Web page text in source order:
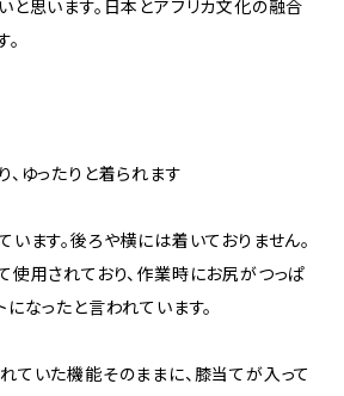
と思います。日本とアフリカ文化の融合
ゆったりと着られます
ます。後ろや横には着いておりません。
使用されており、作業時にお尻がつっぱ
なったと言われています。
ていた機能そのままに、膝当てが入って